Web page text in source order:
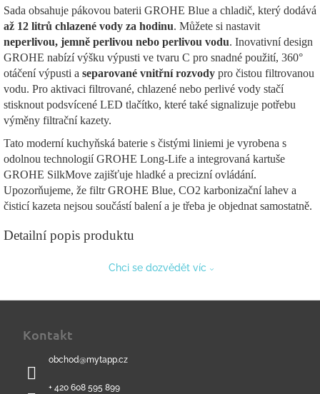
Sada obsahuje pákovou baterii GROHE Blue a chladič, který dodává
až 12 litrů chlazené vody za hodinu. Můžete si nastavit
neperlivou, jemně perlivou nebo perlivou vodu. Inovativní design
GROHE nabízí výšku výpusti ve tvaru C pro snadné použití, 360°
otáčení výpusti a separované vnitřní rozvody pro čistou filtrovanou
vodu. Pro aktivaci filtrované, chlazené nebo perlivé vody stačí
stisknout podsvícené LED tlačítko, které také signalizuje potřebu
výměny filtrační kazety.
Tato moderní kuchyňská baterie s čistými liniemi je vyrobena s
odolnou technologií GROHE Long-Life a integrovaná kartuše
GROHE SilkMove zajišťuje hladké a precizní ovládání.
Upozorňujeme, že filtr GROHE Blue, CO2 karbonizační lahev a
čisticí kazeta nejsou součástí balení a je třeba je objednat samostatně.
Detailní popis produktu
Chci se dozvědět víc
Kontakt
obchod@mytapp.cz
+ 420 608 595 899